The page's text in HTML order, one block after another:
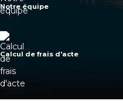
Notre équipe
Calcul de frais d'acte